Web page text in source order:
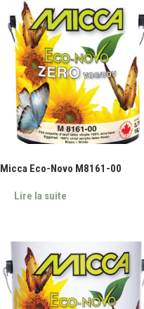
Micca Eco-Novo M8161-00
Lire la suite